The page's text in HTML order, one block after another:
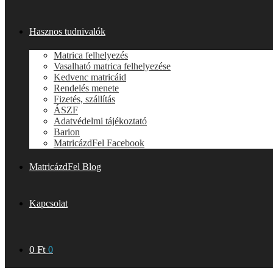
Hasznos tudnivalók
Matrica felhelyezés
Vasalható matrica felhelyezése
Kedvenc matricáid
Rendelés menete
Fizetés, szállítás
ÁSZF
Adatvédelmi tájékoztató
Barion
MatricázdFel Facebook
MatricázdFel Blog
Kapcsolat
0 Ft 0